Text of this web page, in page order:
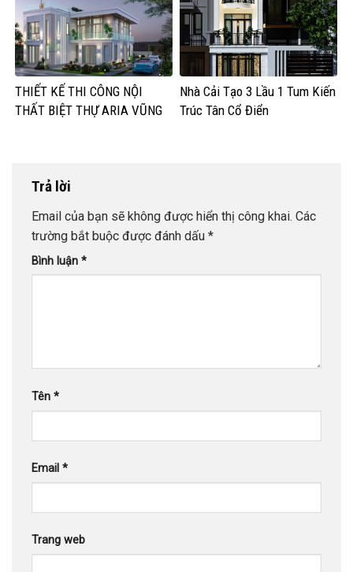
THIẾT KẾ THI CÔNG NỘI
THẤT BIỆT THỰ ARIA VŨNG
Nhà Cải Tạo 3 Lầu 1 Tum Kiến
Trúc Tân Cổ Điển
Trả lời
Email của bạn sẽ không được hiển thị công khai. Các
trường bắt buộc được đánh dấu *
Bình luận *
Tên *
Email *
Trang web